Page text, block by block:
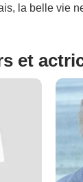
la belle vie
et